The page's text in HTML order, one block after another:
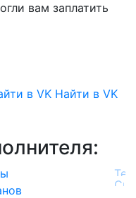
вам заплатить
в VK Найти в VK